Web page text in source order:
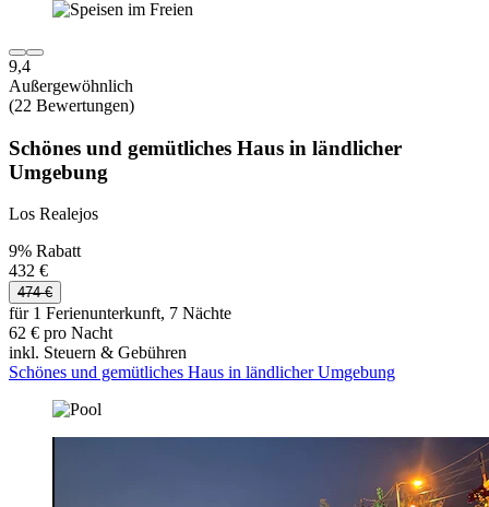
9,4
Außergewöhnlich
(22 Bewertungen)
Schönes und gemütliches Haus in ländlicher
Umgebung
Los Realejos
9% Rabatt
432 €
474 €
für 1 Ferienunterkunft, 7 Nächte
62 € pro Nacht
inkl. Steuern & Gebühren
Schönes und gemütliches Haus in ländlicher Umgebung